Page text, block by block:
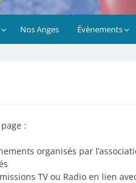
Nos Anges Évènements
:
organisés par
TV ou Radio en lien